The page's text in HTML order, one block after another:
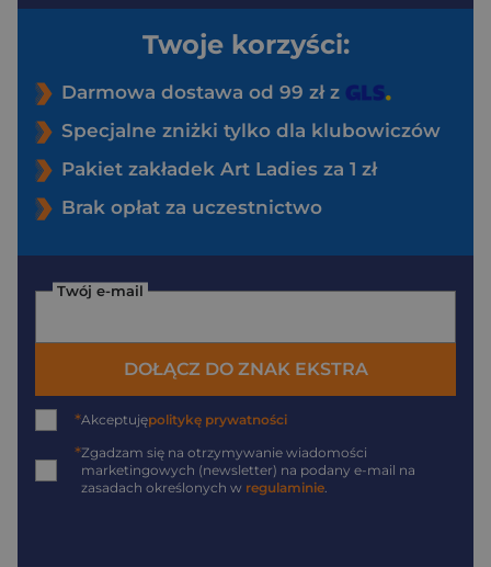
Twoje korzyści:
Darmowa dostawa od 99 zł z
Specjalne zniżki tylko dla klubowiczów
Pakiet zakładek Art Ladies za 1 zł
Brak opłat za uczestnictwo
Twój e-mail
DOŁĄCZ DO ZNAK EKSTRA
*Akceptujępolitykę prywatności
*Zgadzam się na otrzymywanie wiadomości
marketingowych (newsletter) na podany e-mail na
zasadach określonych w regulaminie.